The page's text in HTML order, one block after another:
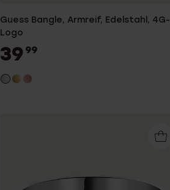
Guess Bangle, Armreif, Edelstahl, 4G-
Logo
39 99